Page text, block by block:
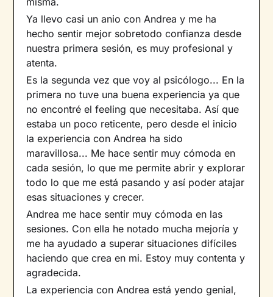
Ya llevo casi un anio con Andrea y me ha
hecho sentir mejor sobretodo confianza desde
nuestra primera sesión, es muy profesional y
atenta.
Es la segunda vez que voy al psicólogo... En la
primera no tuve una buena experiencia ya que
no encontré el feeling que necesitaba. Así que
estaba un poco reticente, pero desde el inicio
la experiencia con Andrea ha sido
maravillosa... Me hace sentir muy cómoda en
cada sesión, lo que me permite abrir y explorar
todo lo que me está pasando y así poder atajar
esas situaciones y crecer.
Andrea me hace sentir muy cómoda en las
sesiones. Con ella he notado mucha mejoría y
me ha ayudado a superar situaciones difíciles
haciendo que crea en mi. Estoy muy contenta y
agradecida.
La experiencia con Andrea está yendo genial,